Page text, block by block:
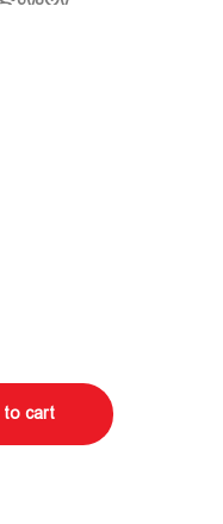
quantity
to cart